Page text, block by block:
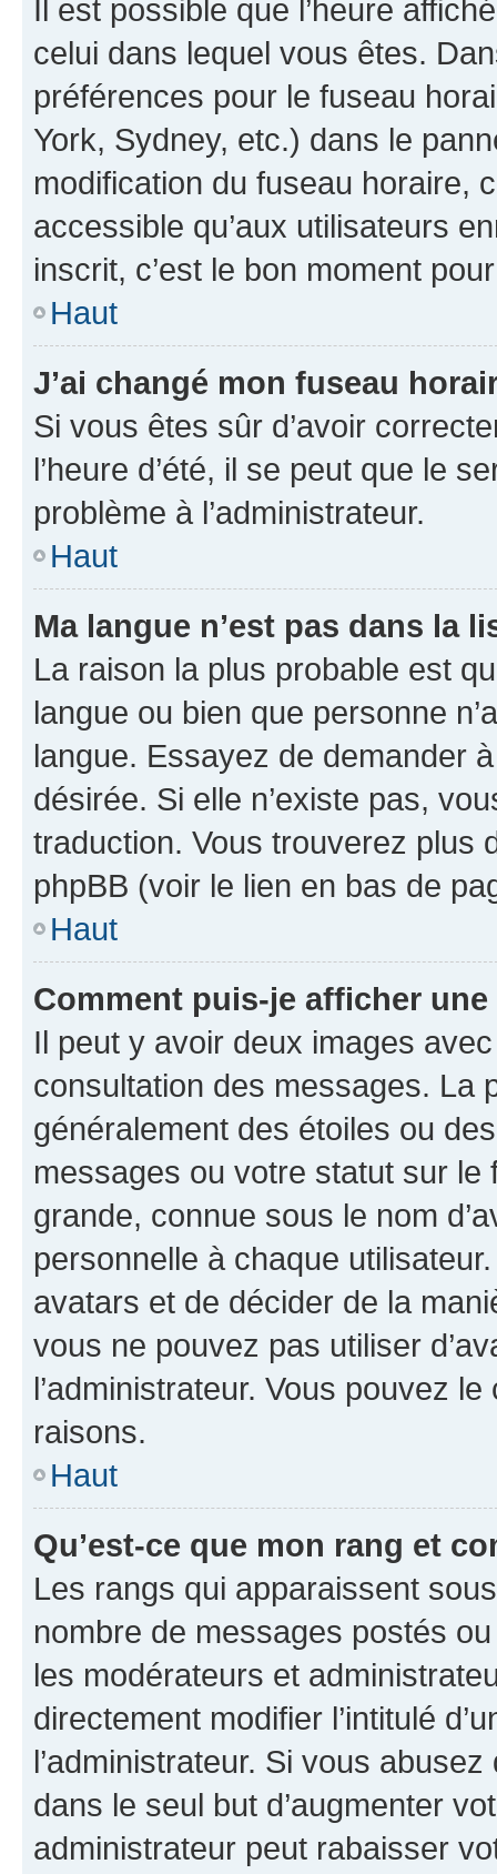
Il est possible que l’heure
celui dans lequel vous êtes.
préférences pour le fuseau
York, Sydney, etc.) dans le
modification du fuseau horaire,
accessible qu’aux utilisateurs
inscrit, c’est le bon moment
Haut
J’ai changé mon fuseau
Si vous êtes sûr d’avoir
l’heure d’été, il se peut que le
problème à l’administrateur.
Haut
Ma langue n’est pas dans la
La raison la plus probable est
langue ou bien que personne
langue. Essayez de demander
désirée. Si elle n’existe pas,
traduction. Vous trouverez plus
phpBB (voir le lien en bas de
Haut
Comment puis-je afficher
Il peut y avoir deux images
consultation des messages. La
généralement des étoiles ou
messages ou votre statut sur
grande, connue sous le nom
personnelle à chaque utilisateur.
avatars et de décider de la
vous ne pouvez pas utiliser
l’administrateur. Vous pouvez
raisons.
Haut
Qu’est-ce que mon rang et
Les rangs qui apparaissent
nombre de messages postés
les modérateurs et
directement modifier l’intitulé
l’administrateur. Si vous
dans le seul but d’augmenter
administrateur peut rabaisser